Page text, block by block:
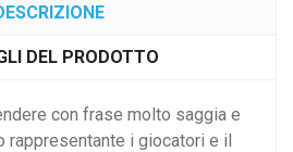
DEL PRODOTTO
con frase molto saggia e
rappresentante i giocatori e il